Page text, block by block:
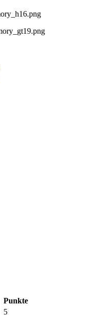
Punkte
5